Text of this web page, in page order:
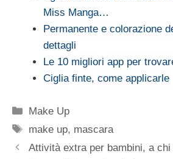
Miss Manga…
Permanente e colorazione
dettagli
Le 10 migliori app per
Ciglia finte, come applicarle
Categorie
Make Up
Tag
make up, mascara
Attività extra per bambini, a